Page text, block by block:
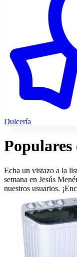
Dulcería
Populares
Echa un vistazo a la
semana en Jesús
nuestros usuarios.